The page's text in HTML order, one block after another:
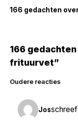
166 gedachten
166
frituurvet”
Reacties
navigatie
Oudere reacties
Jos